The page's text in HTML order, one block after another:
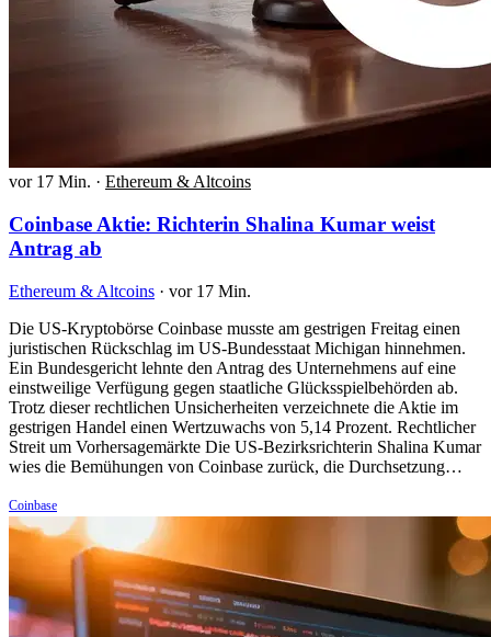
vor 17 Min. · Ethereum & Altcoins
Coinbase Aktie: Richterin Shalina Kumar weist
Antrag ab
Ethereum & Altcoins · vor 17 Min.
Die US-Kryptobörse Coinbase musste am gestrigen Freitag einen
juristischen Rückschlag im US-Bundesstaat Michigan hinnehmen.
Ein Bundesgericht lehnte den Antrag des Unternehmens auf eine
einstweilige Verfügung gegen staatliche Glücksspielbehörden ab.
Trotz dieser rechtlichen Unsicherheiten verzeichnete die Aktie im
gestrigen Handel einen Wertzuwachs von 5,14 Prozent. Rechtlicher
Streit um Vorhersagemärkte Die US-Bezirksrichterin Shalina Kumar
wies die Bemühungen von Coinbase zurück, die Durchsetzung…
Coinbase